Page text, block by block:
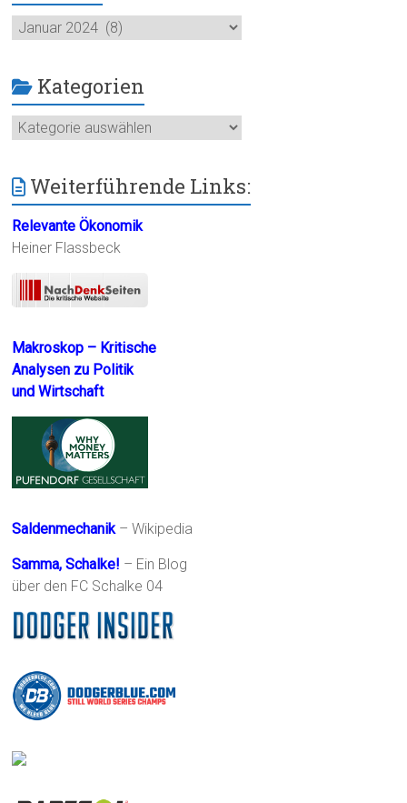
Archiv
Kategorien
Kategorien
Weiterführende Links:
Relevante Ökonomik
Heiner Flassbeck
Makroskop – Kritische
Analysen zu Politik
und Wirtschaft
Saldenmechanik– Wikipedia
Samma, Schalke! – Ein Blog
über den FC Schalke 04